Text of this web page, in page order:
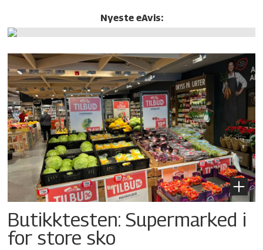
Nyeste eAvis:
Butikktesten: Supermarked i
for store sko